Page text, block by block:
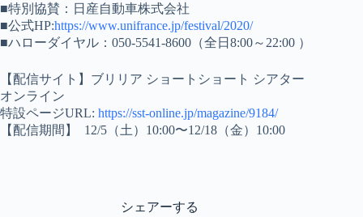
■特別協賛：日産自動車株式会社
■公式HP:https://www.unifrance.jp/festival/2020/
■ハローダイヤル：050-5541-8600（全日8:00～22:00 ）
【配信サイト】ブリリア ショートショート シアター
オンライン
特設ページURL: https://sst-online.jp/magazine/9184/
【配信期間】 12/5（土）10:00〜12/18（金）10:00
シェアーする